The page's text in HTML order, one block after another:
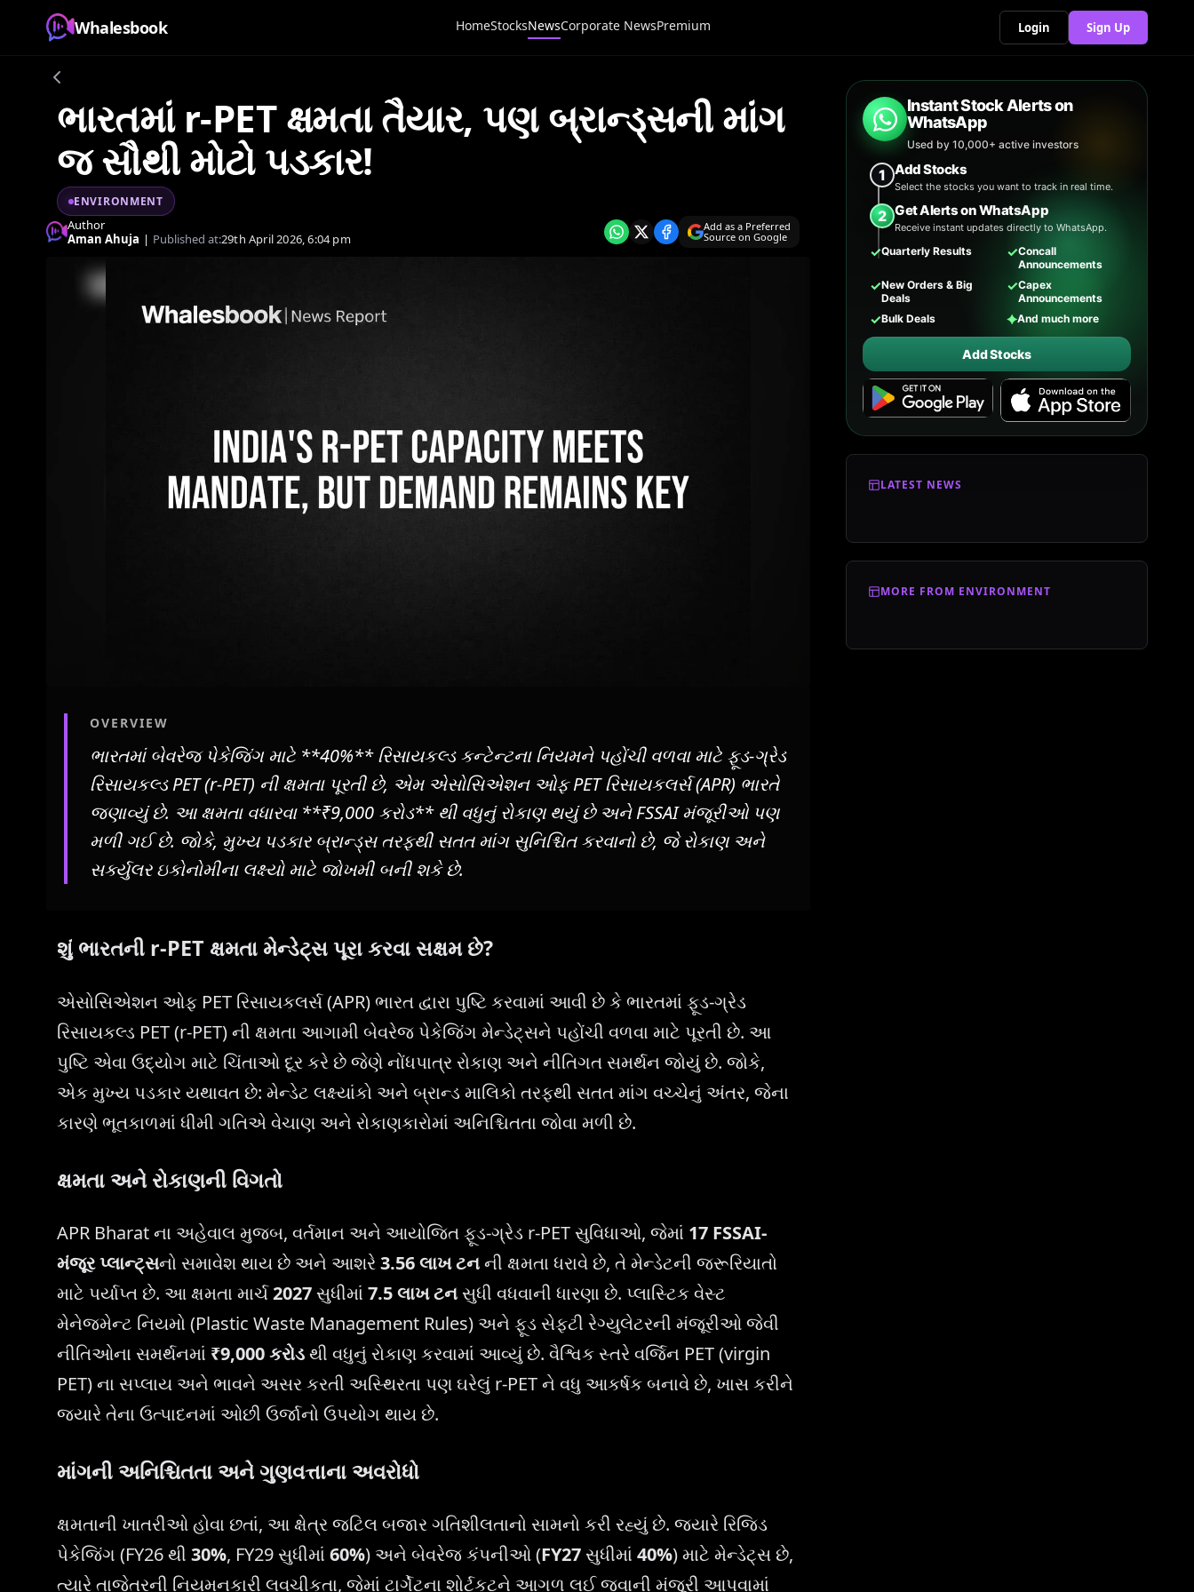
Whalesbook HomeStocksNewsCorporate NewsPremium Login Sign Up
ભારતમાં r-PET ક્ષમતા તૈયાર, પણ બ્રાન્ડ્સની માંગ
જ સૌથી મોટો પડકાર!
ENVIRONMENT
Author
Aman Ahuja | Published at:29th April 2026, 6:04 pm
Add as a Preferred
Source on Google
OVERVIEW
ભારતમાં બેવરેજ પેકેજિંગ માટે **40%** રિસાયકલ્ડ કન્ટેન્ટના નિયમને પહોંચી વળવા માટે ફૂડ-ગ્રેડ
રિસાયકલ્ડ PET (r-PET) ની ક્ષમતા પૂરતી છે, એમ એસોસિએશન ઓફ PET રિસાયકલર્સ (APR) ભારતે
જણાવ્યું છે. આ ક્ષમતા વધારવા **₹9,000 કરોડ** થી વધુનું રોકાણ થયું છે અને FSSAI મંજૂરીઓ પણ
મળી ગઈ છે. જોકે, મુખ્ય પડકાર બ્રાન્ડ્સ તરફથી સતત માંગ સુનિશ્ચિત કરવાનો છે, જે રોકાણ અને
સર્ક્યુલર ઇકોનોમીના લક્ષ્યો માટે જોખમી બની શકે છે.
શું ભારતની r-PET ક્ષમતા મેન્ડેટ્સ પૂરા કરવા સક્ષમ છે?
એસોસિએશન ઓફ PET રિસાયકલર્સ (APR) ભારત દ્વારા પુષ્ટિ કરવામાં આવી છે કે ભારતમાં ફૂડ-ગ્રેડ
રિસાયકલ્ડ PET (r-PET) ની ક્ષમતા આગામી બેવરેજ પેકેજિંગ મેન્ડેટ્સને પહોંચી વળવા માટે પૂરતી છે. આ
પુષ્ટિ એવા ઉદ્યોગ માટે ચિંતાઓ દૂર કરે છે જેણે નોંધપાત્ર રોકાણ અને નીતિગત સમર્થન જોયું છે. જોકે,
એક મુખ્ય પડકાર યથાવત છે: મેન્ડેટ લક્ષ્યાંકો અને બ્રાન્ડ માલિકો તરફથી સતત માંગ વચ્ચેનું અંતર, જેના
કારણે ભૂતકાળમાં ધીમી ગતિએ વેચાણ અને રોકાણકારોમાં અનિશ્ચિતતા જોવા મળી છે.
ક્ષમતા અને રોકાણની વિગતો
APR Bharat ના અહેવાલ મુજબ, વર્તમાન અને આયોજિત ફૂડ-ગ્રેડ r-PET સુવિધાઓ, જેમાં 17 FSSAI-
મંજૂર પ્લાન્ટ્સનો સમાવેશ થાય છે અને આશરે3.56 લાખ ટનની ક્ષમતા ધરાવે છે, તે મેન્ડેટની જરૂરિયાતો
માટે પર્યાપ્ત છે. આ ક્ષમતા માર્ચ2027સુધીમાં 7.5 લાખ ટનસુધી વધવાની ધારણા છે. પ્લાસ્ટિક વેસ્ટ
મેનેજમેન્ટ નિયમો (Plastic Waste Management Rules) અને ફૂડ સેફ્ટી રેગ્યુલેટરની મંજૂરીઓ જેવી
નીતિઓના સમર્થનમાં ₹9,000 કરોડથી વધુનું રોકાણ કરવામાં આવ્યું છે. વૈશ્વિક સ્તરે વર્જિન PET (virgin
PET) ના સપ્લાય અને ભાવને અસર કરતી અસ્થિરતા પણ ઘરેલું r-PET ને વધુ આકર્ષક બનાવે છે, ખાસ કરીને
જ્યારે તેના ઉત્પાદનમાં ઓછી ઉર્જાનો ઉપયોગ થાય છે.
માંગની અનિશ્ચિતતા અને ગુણવત્તાના અવરોધો
ક્ષમતાની ખાતરીઓ હોવા છતાં, આ ક્ષેત્ર જટિલ બજાર ગતિશીલતાનો સામનો કરી રહ્યું છે. જ્યારે રિજિડ
પેકેજિંગ (FY26 થી 30%, FY29 સુધીમાં 60%) અને બેવરેજ કંપનીઓ (FY27સુધીમાં 40%) માટે મેન્ડેટ્સ છે,
ત્યારે તાજેતરની નિયમનકારી લવચીકતા, જેમાં ટાર્ગેટના શોર્ટકટને આગળ લઈ જવાની મંજૂરી આપવામાં
Instant Stock Alerts on
WhatsApp
Used by 10,000+ active investors
1 Add Stocks
Select the stocks you want to track in real time.
2 Get Alerts on WhatsApp
Receive instant updates directly to WhatsApp.
✓Quarterly Results ✓Concall
Announcements
✓New Orders & Big
Deals
✓Capex
Announcements
✓Bulk Deals ✦And much more
Add Stocks
LATEST NEWS
MORE FROM ENVIRONMENT